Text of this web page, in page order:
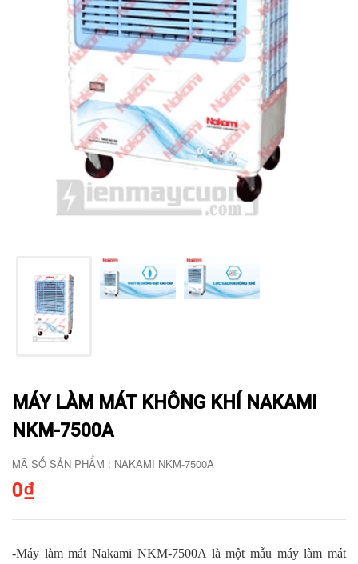
MÁY LÀM MÁT KHÔNG KHÍ NAKAMI
NKM-7500A
MÃ SỐ SẢN PHẨM : NAKAMI NKM-7500A
0₫
-Máy làm mát Nakami NKM-7500A là một mẫu máy làm mát